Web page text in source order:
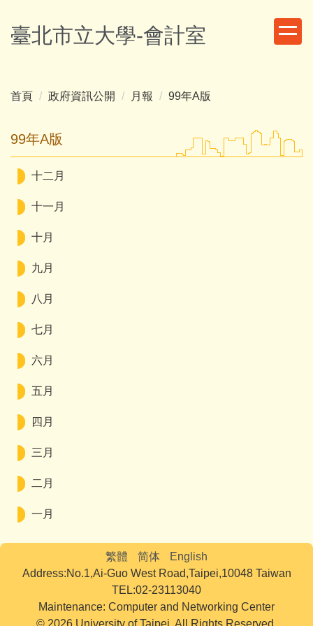
到
主
容
臺北市立大學-會計室
首頁 政府資訊公開 月報 99年A版
99年A版
十二月
十一月
十月
九月
八月
七月
六月
五月
四月
三月
二月
一月
繁體 简体
English
Address:No.1,Ai-Guo West Road,Taipei,10048 Taiwan
TEL:02-23113040
Maintenance: Computer and Networking Center
© 2026 University of Taipei. All Rights Reserved.